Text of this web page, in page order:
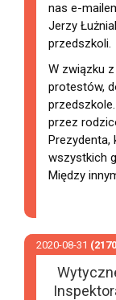
nas e-
Jerzy
przedszkoli.
W związku
protestów,
przez
Prezydenta,
wszystkich
Między
2020-08-31